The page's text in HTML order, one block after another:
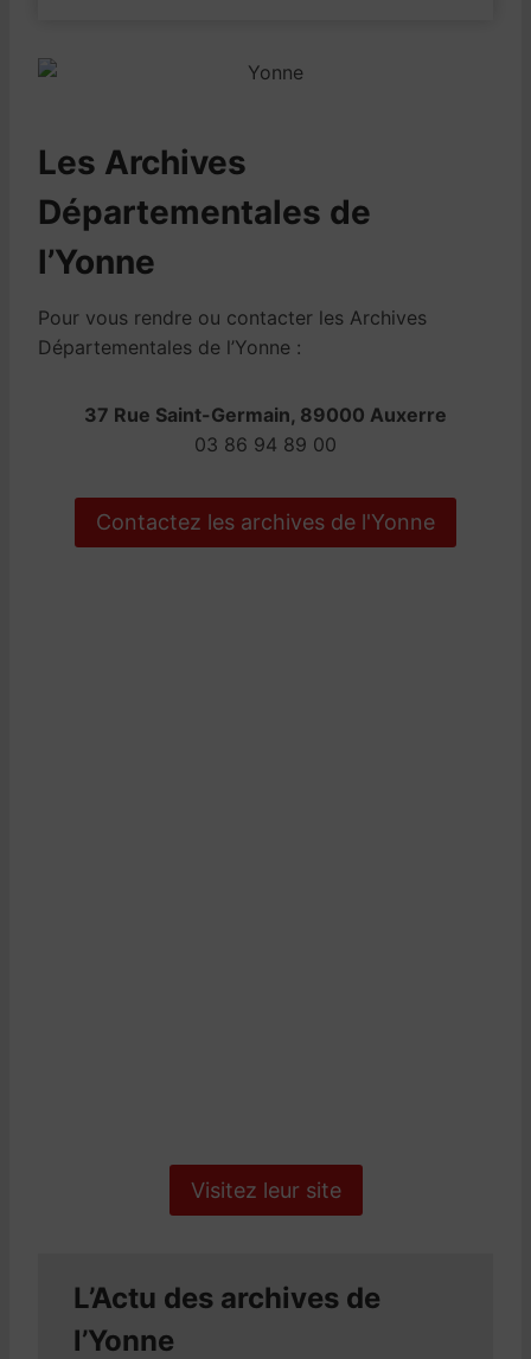
Les Archives
Départementales de
l’Yonne
Pour vous rendre ou contacter les Archives
Départementales de l’Yonne :
37 Rue Saint-Germain, 89000 Auxerre
03 86 94 89 00
Contactez les archives de l'Yonne
Visitez leur site
L’Actu des archives de
l’Yonne